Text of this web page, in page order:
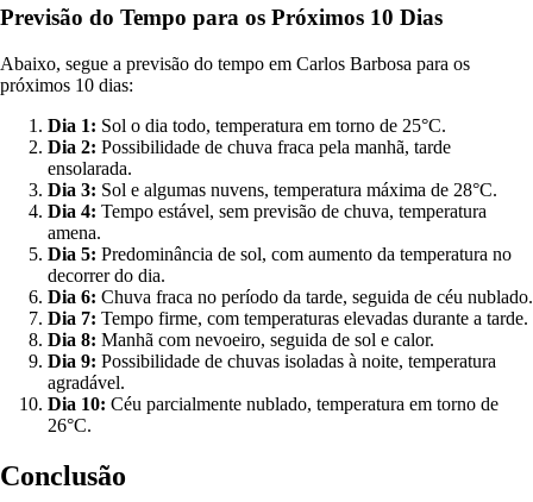
Previsão do Tempo para os Próximos 10 Dias
Abaixo, segue a previsão do tempo em Carlos Barbosa para os
próximos 10 dias:
Dia 1: Sol o dia todo, temperatura em torno de 25°C.
Dia 2: Possibilidade de chuva fraca pela manhã, tarde
ensolarada.
Dia 3: Sol e algumas nuvens, temperatura máxima de 28°C.
Dia 4: Tempo estável, sem previsão de chuva, temperatura
amena.
Dia 5: Predominância de sol, com aumento da temperatura no
decorrer do dia.
Dia 6: Chuva fraca no período da tarde, seguida de céu nublado.
Dia 7: Tempo firme, com temperaturas elevadas durante a tarde.
Dia 8: Manhã com nevoeiro, seguida de sol e calor.
Dia 9: Possibilidade de chuvas isoladas à noite, temperatura
agradável.
Dia 10: Céu parcialmente nublado, temperatura em torno de
26°C.
Conclusão